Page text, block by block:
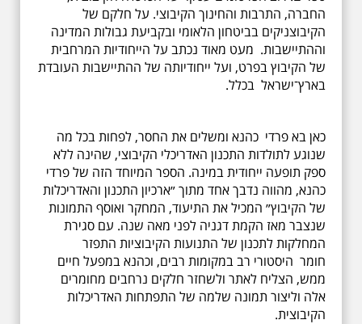
החברה, התרבות והחינוך הקיבוצי. על חלקם של
הקיבוצניקים בביטחון הלאומי ובקביעת גבולות המדינה
וההתיישבות. מעט מאוד נכתב על הייחודיות המרחבית
של הקיבוץ בפרט, ועל ייחודיותה של ההתיישבות העובדת
בארץ־ישראל בכלל.
כאן בא פרדי כהנא ומשלים את החסר, לפחות בכל מה
שנוגע לתולדות התכנון האדריכלי הקיבוצי, שהינה ללא
ספק תופעה ייחודית במינה. הספר המיוחד הזה של פרדי
כהנא, מהווה נדבך אחד מתוך ״ארכיון התכנון והאדריכלות
של הקיבוץ״ המכיל את התיעוד, המחקר ואוסף התמונות
שנצבר מאז הקמת דגניה לפני מאה שנה. עם סגירת
המחלקות לתכנון של התנועות הקיבוציות התפזר
חומר היסטורי רב במקומות רבים, וכהנא במפעל חיים
ממש, הצליח לאתר ולשחזר חלקים נרחבים מחומרים
אלה וליצור תמונה שלמה של התפתחות האדריכלות
הקיבוצית.